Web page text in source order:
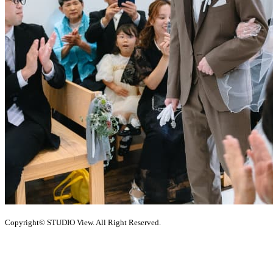
Copyright© STUDIO View. All Right Reserved.